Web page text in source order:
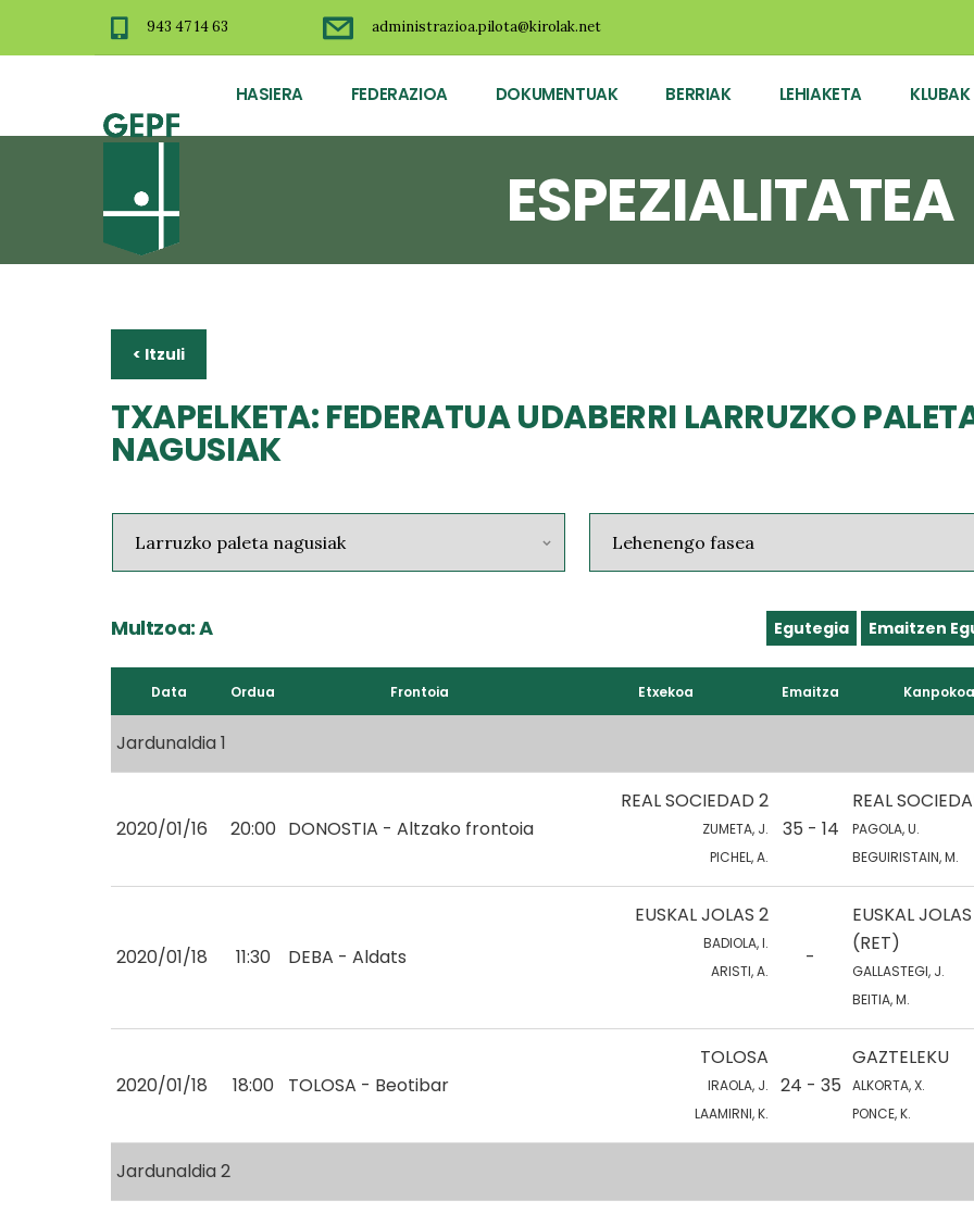
943 47 14 63 administrazioa.pilota@kirolak.net
HASIERA FEDERAZIOA DOKUMENTUAK BERRIAK LEHIAKETA KLUBAK
ESPEZIALITATEA
< Itzuli
TXAPELKETA: FEDERATUA UDABERRI LARRUZKO
NAGUSIAK
Multzoa: A Egutegia Emaitzen
Data Ordua Frontoia Etxekoa Emaitza Kanpokoa
Jardunaldia 1
2020/01/16 20:00 DONOSTIA - Altzako frontoia
REAL SOCIEDAD 2
ZUMETA, J.
PICHEL, A.
35 - 14
REAL
PAGOLA, U.
BEGUIRISTAIN, M.
2020/01/18 11:30 DEBA - Aldats
EUSKAL JOLAS 2
BADIOLA, I.
ARISTI, A.
-
EUSKAL JOLAS
(RET)
GALLASTEGI, J.
BEITIA, M.
2020/01/18 18:00 TOLOSA - Beotibar
TOLOSA
IRAOLA, J.
LAAMIRNI, K.
24 - 35
GAZTELEKU
ALKORTA, X.
PONCE, K.
Jardunaldia 2